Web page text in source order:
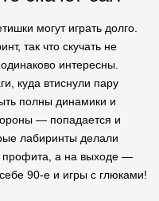
могут играть долго.
так что скучать не
интересны.
куда втиснули пару
полны динамики и
— попадается и
лабиринты делали
а на выходе —
90-е и игры с глюками!